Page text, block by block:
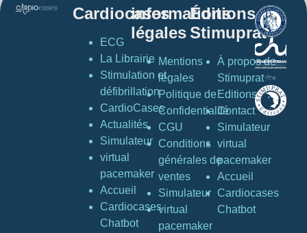
Cardiocases
ECG
La Librairie
Stimulation et
défibrillation
CardioCases
Actualités
Simulateur
virtual
pacemaker
Accueil
Cardiocases
Chatbot
informations
légales
Mentions
légales
Politique de
Confidentialité
CGU
Conditions
générales de
ventes
Simulateur
virtual
pacemaker
Éditions
Stimuprat
À propos de
Stimuprat
Editions
Contact
Simulateur
virtual
pacemaker
Accueil
Cardiocases
Chatbot